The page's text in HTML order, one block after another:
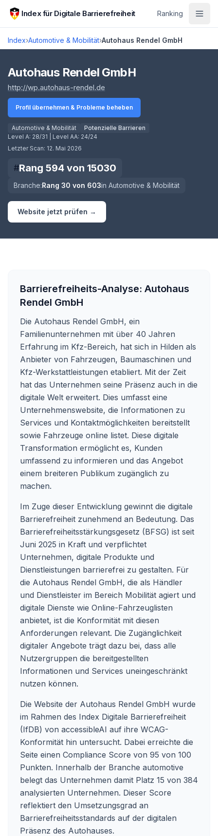
Zum Hauptinhalt springen
Index für Digitale Barrierefreiheit Ranking
Index›Automotive & Mobilität›Autohaus Rendel GmbH
Score lädt
Autohaus Rendel GmbH
http://wp.autohaus-rendel.de
Profil übernehmen & Probleme beheben
Automotive & Mobilität
Potenzielle Barrieren
Level A: 28/31 | Level AA: 24/24
Letzter Scan: 12. Mai 2026
#Rang 594 von 15030
Branche:Rang 30 von 603in Automotive & Mobilität
Website jetzt prüfen →
Barrierefreiheits-Analyse: Autohaus
Rendel GmbH
Die Autohaus Rendel GmbH, ein
Familienunternehmen mit über 40 Jahren
Erfahrung im Kfz-Bereich, hat sich in Hilden als
Anbieter von Fahrzeugen, Baumaschinen und
Kfz-Werkstattleistungen etabliert. Mit der Zeit
hat das Unternehmen seine Präsenz auch in die
digitale Welt erweitert. Dies umfasst eine
Unternehmenswebsite, die Informationen zu
Services und Kontaktmöglichkeiten bereitstellt
sowie Fahrzeuge online listet. Diese digitale
Transformation ermöglicht es, Kunden
umfassend zu informieren und das Angebot
einem breiteren Publikum zugänglich zu
machen.
Im Zuge dieser Entwicklung gewinnt die digitale
Barrierefreiheit zunehmend an Bedeutung. Das
Barrierefreiheitsstärkungsgesetz (BFSG) ist seit
Juni 2025 in Kraft und verpflichtet
Unternehmen, digitale Produkte und
Dienstleistungen barrierefrei zu gestalten. Für
die Autohaus Rendel GmbH, die als Händler
und Dienstleister im Bereich Mobilität agiert und
digitale Dienste wie Online-Fahrzeuglisten
anbietet, ist die Konformität mit diesen
Anforderungen relevant. Die Zugänglichkeit
digitaler Angebote trägt dazu bei, dass alle
Nutzergruppen die bereitgestellten
Informationen und Services uneingeschränkt
nutzen können.
Die Website der Autohaus Rendel GmbH wurde
im Rahmen des Index Digitale Barrierefreiheit
(IfDB) von accessibleAI auf ihre WCAG-
Konformität hin untersucht. Dabei erreichte die
Seite einen Compliance Score von 95 von 100
Punkten. Innerhalb der Branche automotive
belegt das Unternehmen damit Platz 15 von 384
analysierten Unternehmen. Dieser Score
reflektiert den Umsetzungsgrad an
Barrierefreiheitsstandards auf der digitalen
Präsenz des Autohauses.